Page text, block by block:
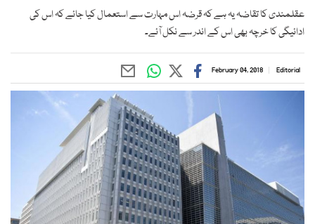
عقلمندی کا تقاضہ یہ ہے کہ قرضہ اس مہارت سے استعمال کیا جائے کہ اس کی
ادائیگی کا خرچہ بھی اس کے اندر سے نکل آئے۔
Editorial
February 04, 2018